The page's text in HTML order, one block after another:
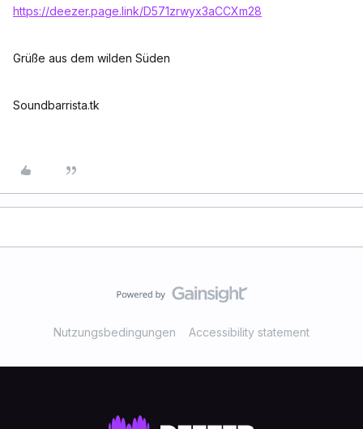
https://deezer.page.link/D571zrwyx3aCCXm28
Grüße aus dem wilden Süden
Soundbarrista.tk
Nutzungsbedingungen Accessibility statement